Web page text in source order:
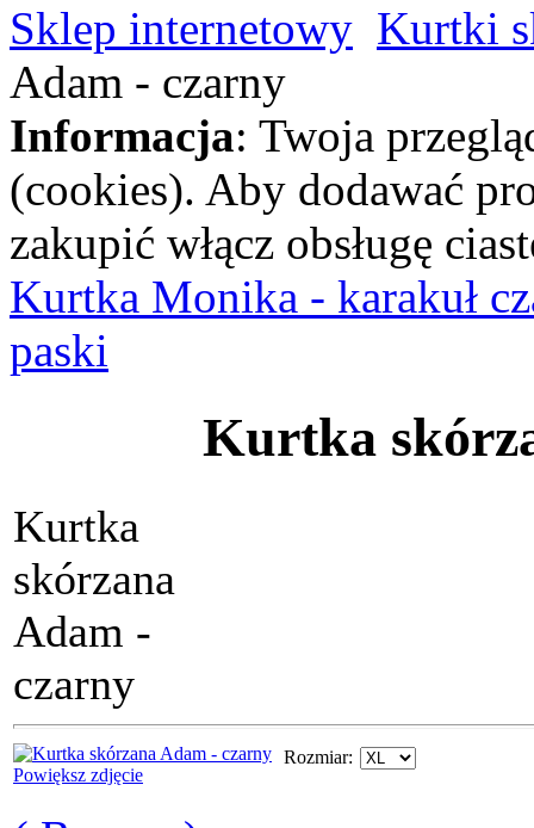
Sklep internetowy Kurtki
Adam - czarny
Informacja: Twoja
(cookies). Aby dodawać
zakupić włącz obsługę
Kurtka Monika - karakuł
paski
Kurtka
Kurtka
skórzana
Adam -
czarny
Powiększ zdjęcie
Rozmiar: